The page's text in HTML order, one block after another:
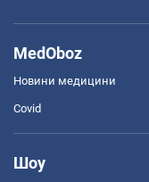
MedOboz
Новини медицини
Covid
Шоу